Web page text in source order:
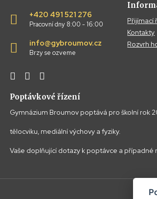
+420 491 521 276
Pracovní dny 8:00 - 16:00
info@gybroumov.cz
Brzy se ozveme
Přijímací
Kontakty
Rozvrh
Poptávkové řízení
Gymnázium Broumov poptává pro školní rok
tělocviku, mediální výchovy a fyziky.
Vaše doplňující dotazy k poptávce a případné